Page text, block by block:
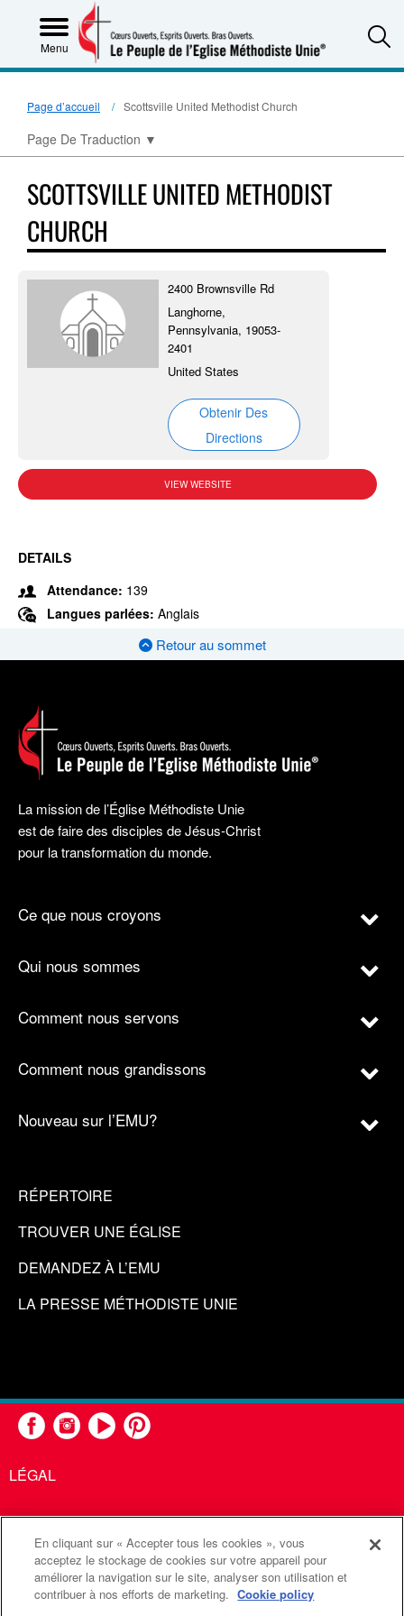
Menu
Page d’accueil Scottsville United Methodist Church
Page De Traduction ▼
SCOTTSVILLE UNITED METHODIST
CHURCH
2400 Brownsville Rd
Langhorne,
Pennsylvania, 19053-
2401
United States
Obtenir Des
Directions
VIEW WEBSITE
DETAILS
Attendance: 139
Langues parlées: Anglais
Retour au sommet
La mission de l’Église Méthodiste Unie
est de faire des disciples de Jésus-Christ
pour la transformation du monde.
Ce que nous croyons
Qui nous sommes
Comment nous servons
Comment nous grandissons
Nouveau sur l’EMU?
RÉPERTOIRE
TROUVER UNE ÉGLISE
DEMANDEZ À L’EMU
LA PRESSE MÉTHODISTE UNIE
LÉGAL
United Methodist Communications est une agence de l'Église
Méthodiste Unie
Communications Méthodistes Unies. Tous droits
En cliquant sur « Accepter tous les cookies », vous
acceptez le stockage de cookies sur votre appareil pour
améliorer la navigation sur le site, analyser son utilisation et
contribuer à nos efforts de marketing. Cookie policy